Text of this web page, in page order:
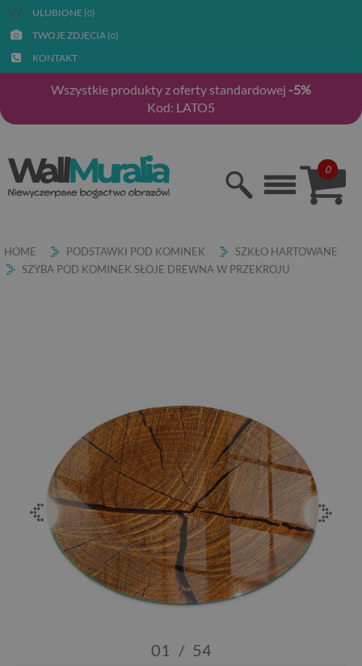
ULUBIONE (0)
TWOJE ZDJĘCIA (0)
KONTAKT
Wszystkie produkty z oferty standardowej -5%
Kod: LATO5
0
HOME PODSTAWKI POD KOMINEK
SZKŁO HARTOWANE
SZYBA POD KOMINEK SŁOJE DREWNA W PRZEKROJU
01 / 54